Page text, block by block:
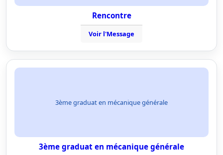
Rencontre
Voir l'Message
3ème graduat en mécanique générale
3ème graduat en mécanique générale